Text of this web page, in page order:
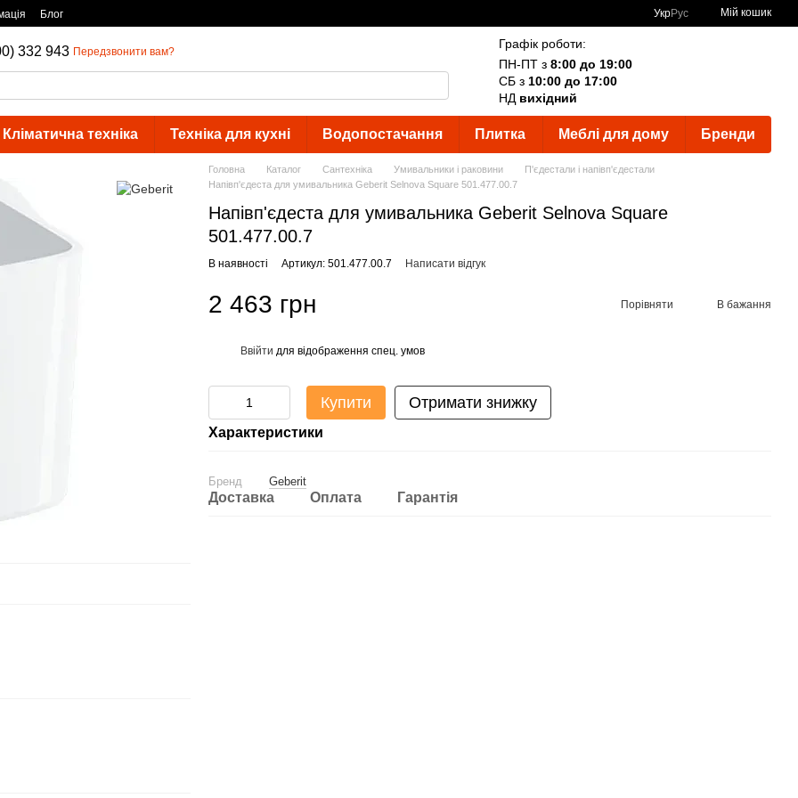
Блог УкрРус Мій кошик
332 943 Передзвонити вам?
Графік роботи:
ПН-ПТ з 8:00 до 19:00
СБ з 10:00 до 17:00
НД вихідний
Кліматична техніка Техніка для кухні Водопостачання Плитка Меблі для дому Бренди
Головна Каталог Сантехніка Умивальники і раковини
П'єдестали і напівп'єдестали
Напівп'єдеста для умивальника Geberit Selnova Square 501.477.00.7
Напівп'єдеста для умивальника Geberit Selnova Square
501.477.00.7
В наявності Артикул: 501.477.00.7 Написати відгук
2 463 грн Порівняти В бажання
Ввійти для відображення спец. умов
Купити Отримати знижку
Характеристики
Бренд Geberit
Доставка Оплата Гарантія